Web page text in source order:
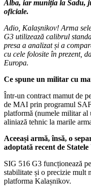
Alba, iar muniția la Sadu,
oficiale.
Adio, Kalașnikov! Arma
G3 utilizează calibrul
presa a analizat și a
cu cele folosite în prezent,
Europa.
Ce spune un militar cu
Într-un contract mamut de
de MAI prin programul
platformă (numele militar al
aliniază tehnic la marile
Aceeași armă, însă, o
adoptată recent de Statele
SIG 516 G3 funcționează
stabilitate și o precizie mult
platforma Kalașnikov.